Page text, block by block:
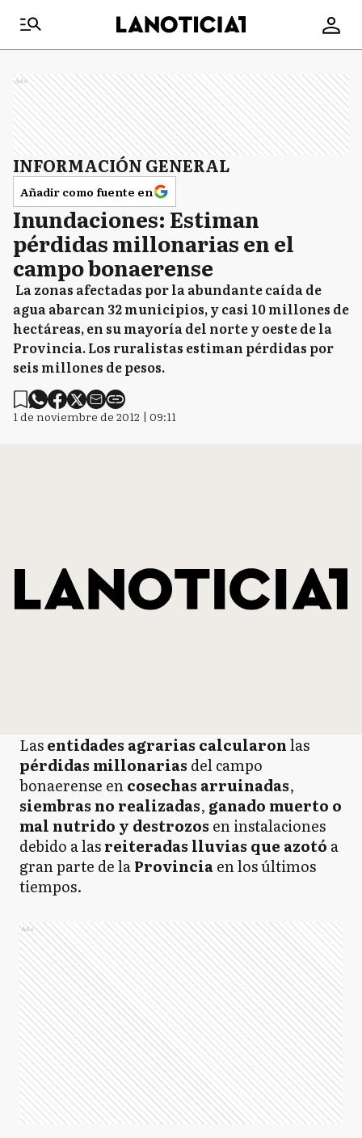
Ads
INFORMACIÓN GENERAL
Añadir como fuente en
Inundaciones: Estiman
pérdidas millonarias en el
campo bonaerense
La zonas afectadas por la abundante caída de
agua abarcan 32 municipios, y casi 10 millones de
hectáreas, en su mayoría del norte y oeste de la
Provincia. Los ruralistas estiman pérdidas por
seis millones de pesos.
1 de noviembre de 2012 | 09:11
Lasentidades agrarias calcularonlas
pérdidas millonarias del campo
bonaerense encosechas arruinadas,
siembras no realizadas, ganado muerto o
mal nutrido y destrozos en instalaciones
debido a lasreiteradas lluvias que azotó a
gran parte de laProvinciaen los últimos
tiempos.
Ads